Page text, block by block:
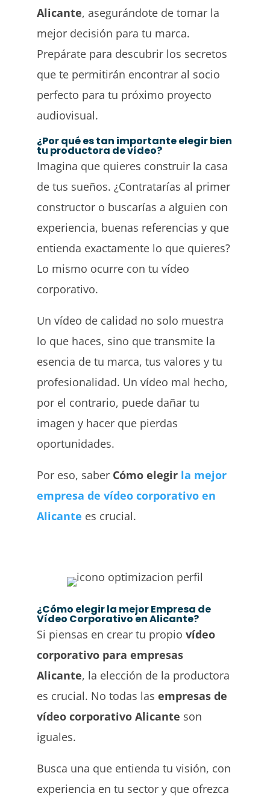
Alicante, asegurándote de tomar la
mejor decisión para tu marca.
Prepárate para descubrir los secretos
que te permitirán encontrar al socio
perfecto para tu próximo proyecto
audiovisual.
¿Por qué es tan importante elegir bien
tu productora de vídeo?
Imagina que quieres construir la casa
de tus sueños. ¿Contratarías al primer
constructor o buscarías a alguien con
experiencia, buenas referencias y que
entienda exactamente lo que quieres?
Lo mismo ocurre con tu vídeo
corporativo.
Un vídeo de calidad no solo muestra
lo que haces, sino que transmite la
esencia de tu marca, tus valores y tu
profesionalidad. Un vídeo mal hecho,
por el contrario, puede dañar tu
imagen y hacer que pierdas
oportunidades.
Por eso, saber Cómo elegir la mejor
empresa de vídeo corporativo en
Alicante es crucial.
¿Cómo elegir la mejor Empresa de
Vídeo Corporativo en Alicante?
Si piensas en crear tu propio vídeo
corporativo para empresas
Alicante, la elección de la productora
es crucial. No todas las empresas de
vídeo corporativo Alicante son
iguales.
Busca una que entienda tu visión, con
experiencia en tu sector y que ofrezca